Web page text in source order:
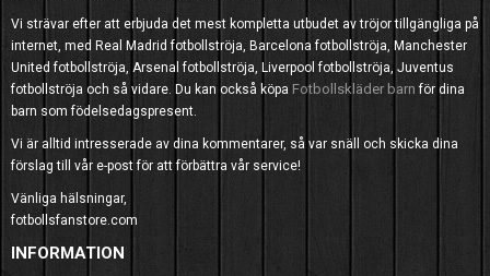
Vi strävar efter att erbjuda det mest kompletta utbudet av tröjor tillgängliga på
internet, med Real Madrid fotbollströja, Barcelona fotbollströja, Manchester
United fotbollströja, Arsenal fotbollströja, Liverpool fotbollströja, Juventus
fotbollströja och så vidare. Du kan också köpa Fotbollskläder barn för dina
barn som födelsedagspresent.
Vi är alltid intresserade av dina kommentarer, så var snäll och skicka dina
förslag till vår e-post för att förbättra vår service!
Vänliga hälsningar,
fotbollsfanstore.com
INFORMATION